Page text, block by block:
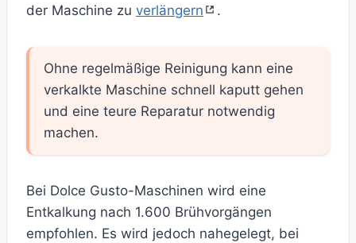
der Maschine zu verlängern .
Ohne regelmäßige Reinigung kann eine
verkalkte Maschine schnell kaputt gehen
und eine teure Reparatur notwendig
machen.
Bei Dolce Gusto-Maschinen wird eine
Entkalkung nach 1.600 Brühvorgängen
empfohlen. Es wird jedoch nahegelegt, bei